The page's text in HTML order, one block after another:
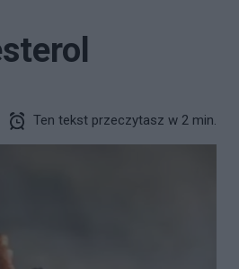
Ten tekst przeczytasz w 2 min.